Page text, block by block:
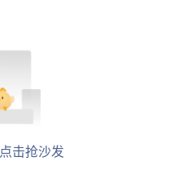
点击抢沙发